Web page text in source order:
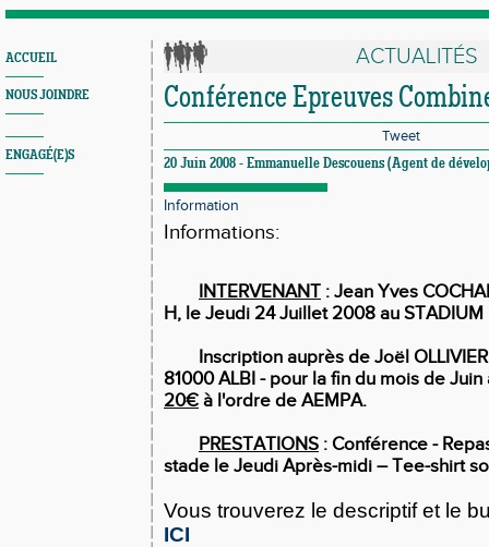
ACCUEIL
NOUS JOINDRE
ENGAGÉ(E)S
ACTUALITÉS
Conférence Epreuves
Tweet
20 Juin 2008 - Emmanuelle Descouens (Agent de
Information
Informations:
INTERVENANT : Jean Yves
H, le Jeudi 24 Juillet 2008 au STADIUM
Inscription auprès de Joël OLLIVIER
81000 ALBI - pour la fin du mois de
20€ à l'ordre de AEMPA.
PRESTATIONS : Conférence -
stade le Jeudi Après-midi – Tee-shirt
Vous trouverez le descriptif et le
ICI